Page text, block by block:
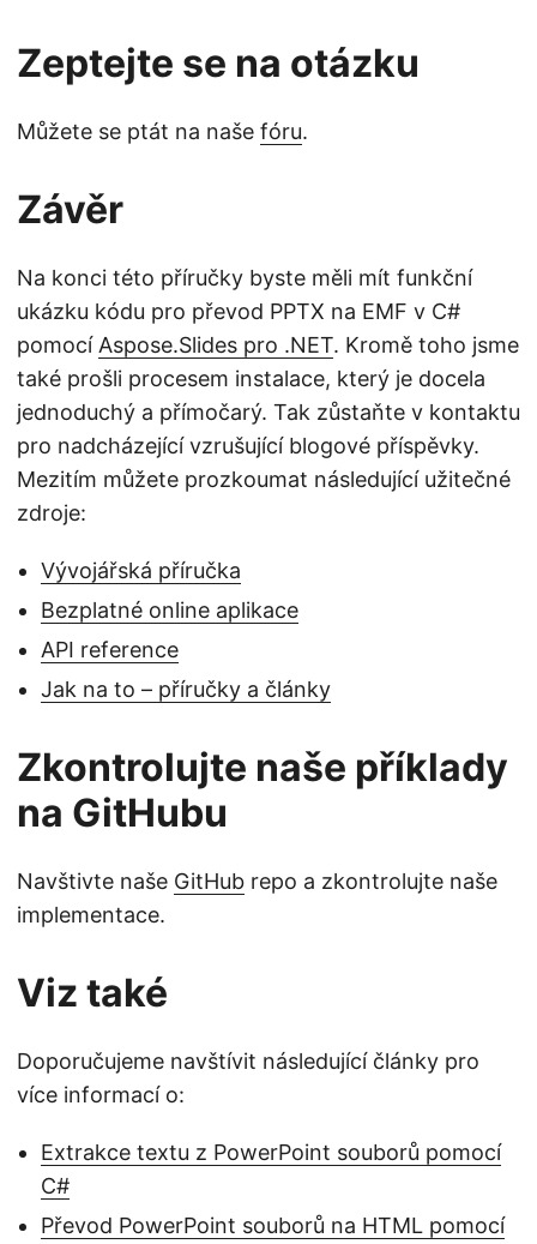
Zeptejte se na otázku
Můžete se ptát na naše fóru.
Závěr
Na konci této příručky byste měli mít funkční
ukázku kódu pro převod PPTX na EMF v C#
pomocí Aspose.Slides pro .NET. Kromě toho jsme
také prošli procesem instalace, který je docela
jednoduchý a přímočarý. Tak zůstaňte v kontaktu
pro nadcházející vzrušující blogové příspěvky.
Mezitím můžete prozkoumat následující užitečné
zdroje:
Vývojářská příručka
Bezplatné online aplikace
API reference
Jak na to – příručky a články
Zkontrolujte naše příklady
na GitHubu
Navštivte naše GitHub repo a zkontrolujte naše
implementace.
Viz také
Doporučujeme navštívit následující články pro
více informací o:
Extrakce textu z PowerPoint souborů pomocí
C#
Převod PowerPoint souborů na HTML pomocí